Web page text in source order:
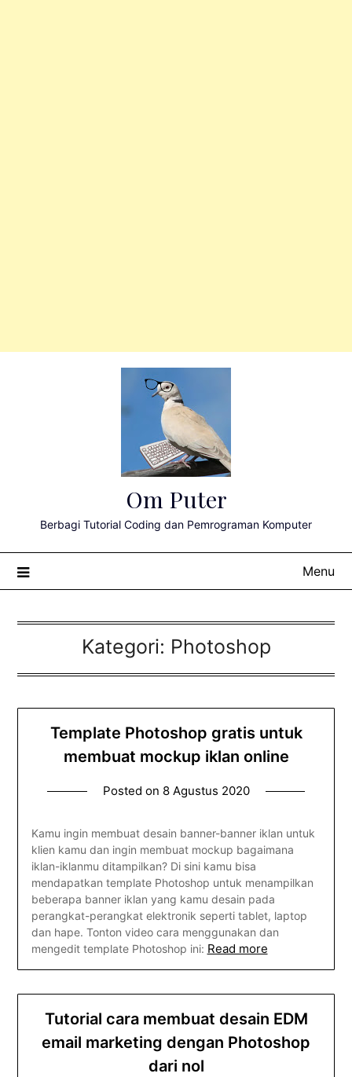
Om Puter
Berbagi Tutorial Coding dan Pemrograman Komputer
Menu
Kategori: Photoshop
Template Photoshop gratis untuk
membuat mockup iklan online
Posted on 8 Agustus 2020
Kamu ingin membuat desain banner-banner iklan untuk
klien kamu dan ingin membuat mockup bagaimana
iklan-iklanmu ditampilkan? Di sini kamu bisa
mendapatkan template Photoshop untuk menampilkan
beberapa banner iklan yang kamu desain pada
perangkat-perangkat elektronik seperti tablet, laptop
dan hape. Tonton video cara menggunakan dan
mengedit template Photoshop ini: Read more
Tutorial cara membuat desain EDM
email marketing dengan Photoshop
dari nol